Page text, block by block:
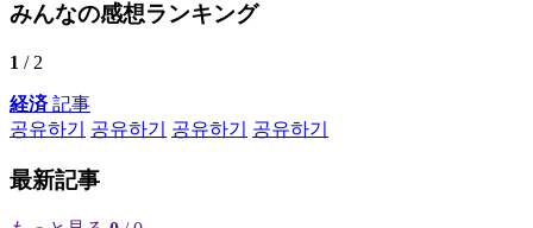
みんなの感想ランキング
1 / 2
経済記事
공유하기
공유하기 공유하기 공유하기
最新記事